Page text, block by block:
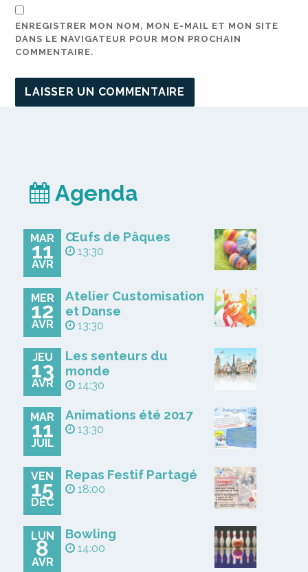
ENREGISTRER MON NOM, MON E-MAIL ET MON SITE
DANS LE NAVIGATEUR POUR MON PROCHAIN
COMMENTAIRE.
Agenda
MAR
11
AVR
Œufs de Pâques
13:30
MER
12
AVR
Atelier Customisation
et Danse
13:30
JEU
13
AVR
Les senteurs du
monde
14:30
MAR
11
JUIL
Animations été 2017
13:30
VEN
15
DÉC
Repas Festif Partagé
18:00
LUN
8
AVR
Bowling
14:00